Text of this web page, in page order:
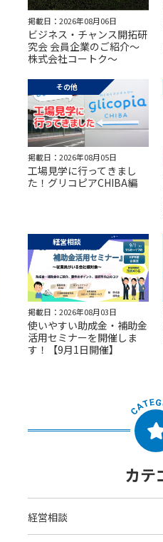
掲載日：2026年08月06日
ビジネス・チャンス開拓研
究会 会員企業のご紹介～
株式会社コートク～
その他
掲載日：2026年08月05日
工場見学に行ってきまし
た！グリコピアCHIBA編
経営相談
掲載日：2026年08月03日
使いやすい助成金・補助金
活用セミナーを開催しま
す！【9月1日開催】
カテ
経営相談